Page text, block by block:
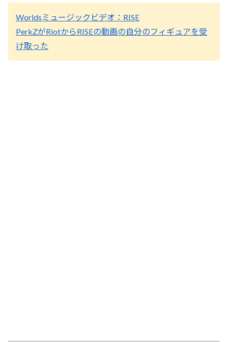
Worldsミュージックビデオ：RISE
PerkZがRiotからRISEの動画の自分のフィギュアを受
け取った